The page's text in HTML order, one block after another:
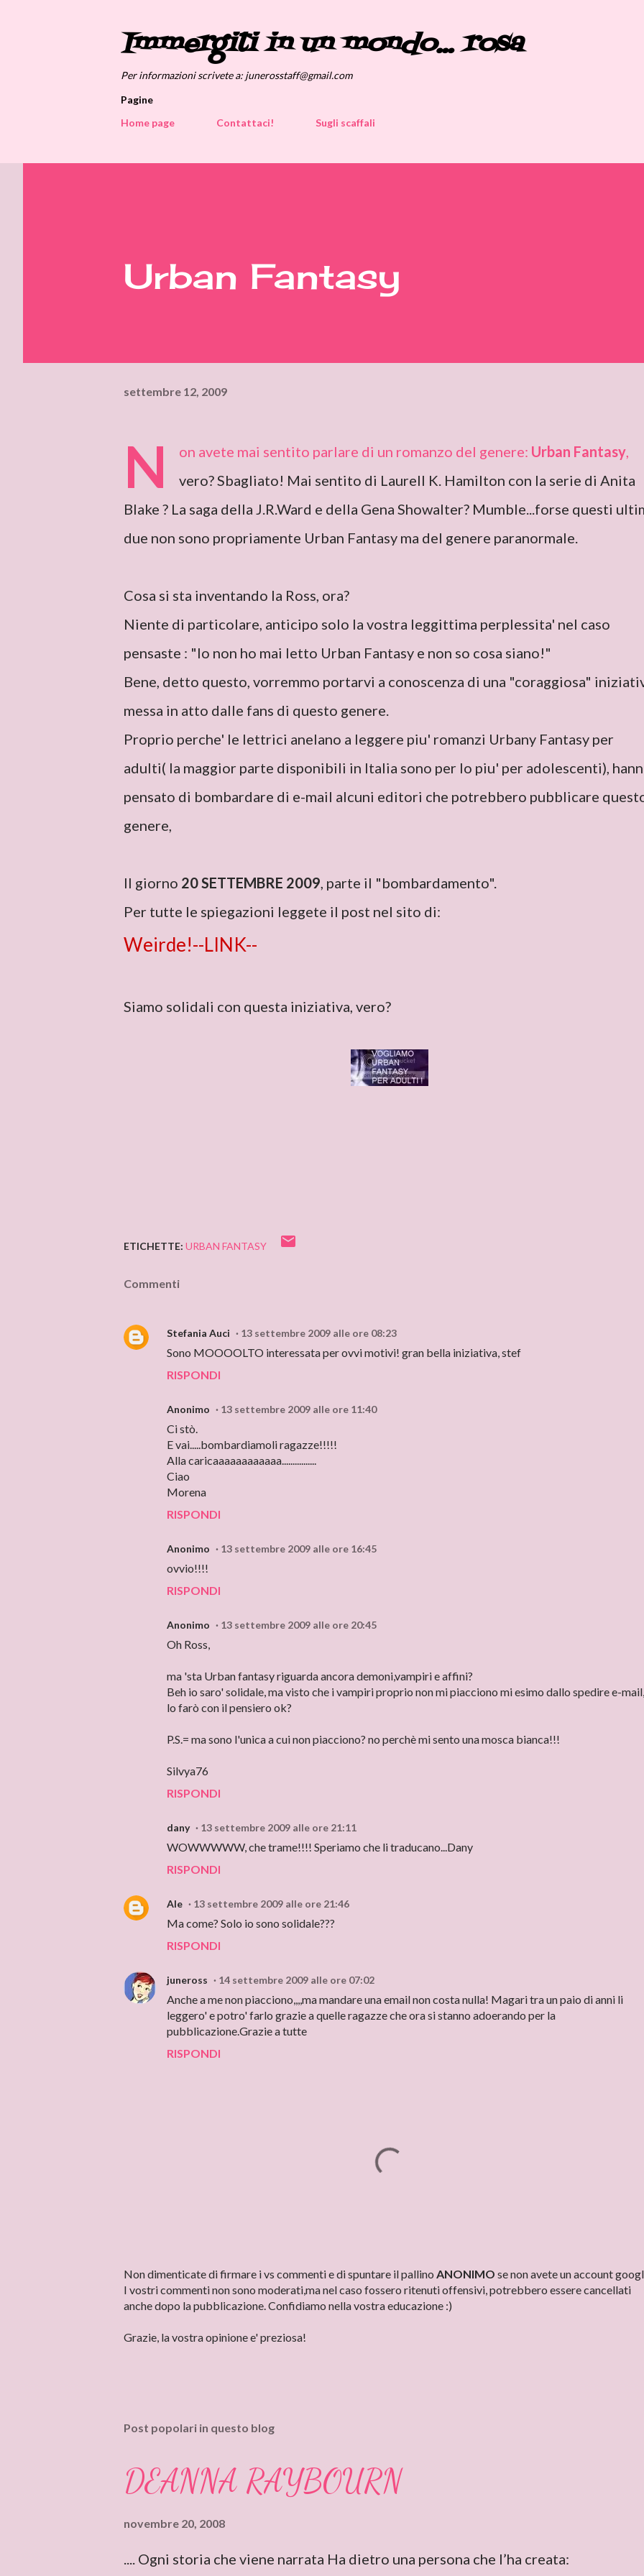
Immergiti in un mondo... rosa
Per informazioni scrivete a: junerosstaff@gmail.com
Pagine
Home page
Contattaci! Sugli scaffali
Urban Fantasy
settembre 12, 2009
N on avete mai sentito parlare di un romanzo del genere: Urban Fantasy,
vero? Sbagliato! Mai sentito di Laurell K. Hamilton con la serie di Anita
Blake ? La saga della J.R.Ward e della Gena Showalter? Mumble...forse questi
due non sono propriamente Urban Fantasy ma del genere paranormale.
Cosa si sta inventando la Ross, ora?
Niente di particolare, anticipo solo la vostra leggittima perplessita' nel caso
pensaste : "Io non ho mai letto Urban Fantasy e non so cosa siano!"
Bene, detto questo, vorremmo portarvi a conoscenza di una "coraggiosa"
messa in atto dalle fans di questo genere.
Proprio perche' le lettrici anelano a leggere piu' romanzi Urbany Fantasy per
adulti( la maggior parte disponibili in Italia sono per lo piu' per adolescenti),
pensato di bombardare di e-mail alcuni editori che potrebbero pubblicare
genere,
Il giorno 20 SETTEMBRE 2009, parte il "bombardamento".
Per tutte le spiegazioni leggete il post nel sito di:
Weirde!--LINK--
Siamo solidali con questa iniziativa, vero?
ETICHETTE: URBAN FANTASY
Commenti
Stefania Auci 13 settembre 2009 alle ore 08:23
Sono MOOOOLTO interessata per ovvi motivi! gran bella iniziativa, stef
RISPONDI
Anonimo 13 settembre 2009 alle ore 11:40
Ci stò.
E vai.....bombardiamoli ragazze!!!!!
Alla caricaaaaaaaaaaaa................
Ciao
Morena
RISPONDI
Anonimo 13 settembre 2009 alle ore 16:45
ovvio!!!!
RISPONDI
Anonimo 13 settembre 2009 alle ore 20:45
Oh Ross,
ma 'sta Urban fantasy riguarda ancora demoni,vampiri e affini?
Beh io saro' solidale, ma visto che i vampiri proprio non mi piacciono mi esimo dallo spedire e-mail,
lo farò con il pensiero ok?
P.S.= ma sono l'unica a cui non piacciono? no perchè mi sento una mosca bianca!!!
Silvya76
RISPONDI
dany 13 settembre 2009 alle ore 21:11
WOWWWWW, che trame!!!! Speriamo che li traducano...Dany
RISPONDI
Ale 13 settembre 2009 alle ore 21:46
Ma come? Solo io sono solidale???
RISPONDI
juneross 14 settembre 2009 alle ore 07:02
Anche a me non piacciono,,,,ma mandare una email non costa nulla! Magari tra un paio di anni li
leggero' e potro' farlo grazie a quelle ragazze che ora si stanno adoerando per la
pubblicazione.Grazie a tutte
RISPONDI
P
o
s
a
m
t
o
Non dimenticate di firmare i vs commenti e di spuntare il pallino ANONIMO se non avete un account
I vostri commenti non sono moderati,ma nel caso fossero ritenuti offensivi, potrebbero essere cancellati
anche dopo la pubblicazione. Confidiamo nella vostra educazione :)
Grazie, la vostra opinione e' preziosa!
Post popolari in questo blog
DEANNA RAYBOURN
novembre 20, 2008
.... Ogni storia che viene narrata Ha dietro una persona che l’ha creata: